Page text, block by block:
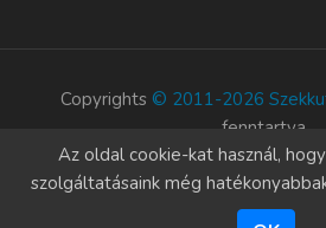
Copyrights © 2011-2026
fenntartva.
Süti szabályzat
Az oldal cookie-kat használ,
szolgáltatásaink még